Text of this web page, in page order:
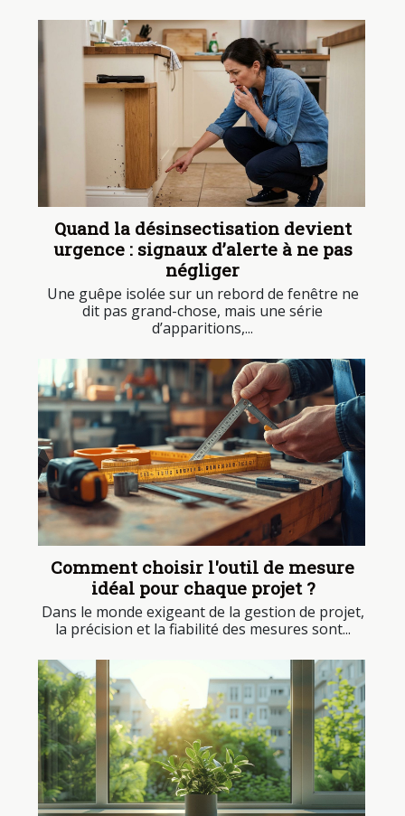
Quand la désinsectisation devient
urgence : signaux d’alerte à ne pas
négliger
Une guêpe isolée sur un rebord de fenêtre ne
dit pas grand-chose, mais une série
d’apparitions,...
Comment choisir l'outil de mesure
idéal pour chaque projet ?
Dans le monde exigeant de la gestion de projet,
la précision et la fiabilité des mesures sont...